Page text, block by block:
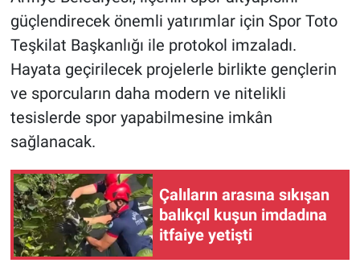
güçlendirecek önemli yatırımlar için Spor Toto
Teşkilat Başkanlığı ile protokol imzaladı.
Hayata geçirilecek projelerle birlikte gençlerin
ve sporcuların daha modern ve nitelikli
tesislerde spor yapabilmesine imkân
sağlanacak.
Çalıların arasına sıkışan
balıkçıl kuşun imdadına
itfaiye yetişti